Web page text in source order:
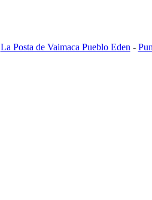
La Posta de Vaimaca Pueblo Eden -